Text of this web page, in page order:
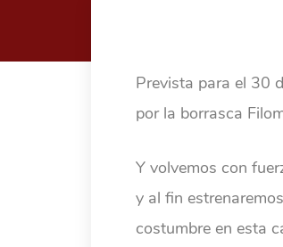
Prevista para el 30
por la borrasca
Y volvemos con
y al fin
costumbre en esta